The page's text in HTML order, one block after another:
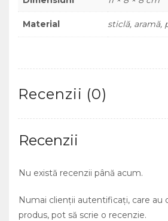
Material sticlă, aramă,
Recenzii (0)
Recenzii
Nu există recenzii până acum.
Numai clienții autentificați, care au
produs, pot să scrie o recenzie.